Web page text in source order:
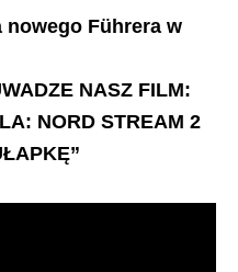
nowego Führera w
NASZ FILM:
NORD STREAM 2